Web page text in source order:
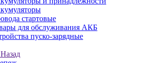
стартовые
для обслуживания АКБ
пуско-зарядные
Назад